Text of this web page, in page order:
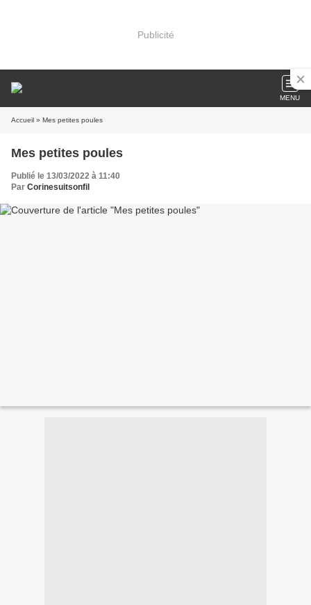
Publicité
MENU
Accueil » Mes petites poules
Mes petites poules
Publié le 13/03/2022 à 11:40
Par Corinesuitsonfil